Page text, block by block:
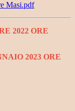
Masi.pdf
2022 ORE
ORE